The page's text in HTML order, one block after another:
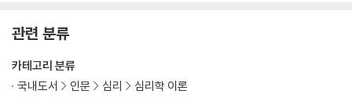
05. 그림자에서 빛으로 : 진정한 관계를 맺게 되는 여정
불청객: 의무 · 반대 방향으로 지나가는 차: 조리 있는 말과 행동 · 찬물 커
피: 내 스타일 찾기 · 개와 영화: 내 삶의 방관자 · 26,000원: 가벼워진 짐 ·
관련 분류
카테고리 분류
국내도서
인문 심리 심리학 이론